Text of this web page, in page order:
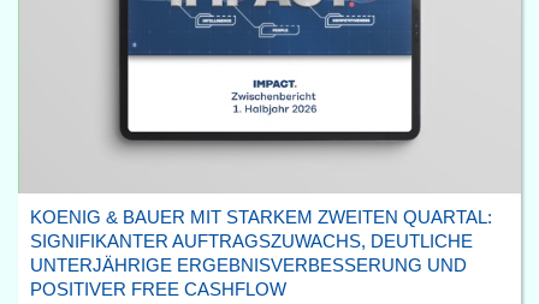
KOENIG & BAUER MIT STARKEM ZWEITEN QUARTAL:
SIGNIFIKANTER AUFTRAGSZUWACHS, DEUTLICHE
UNTERJÄHRIGE ERGEBNISVERBESSERUNG UND
POSITIVER FREE CASHFLOW